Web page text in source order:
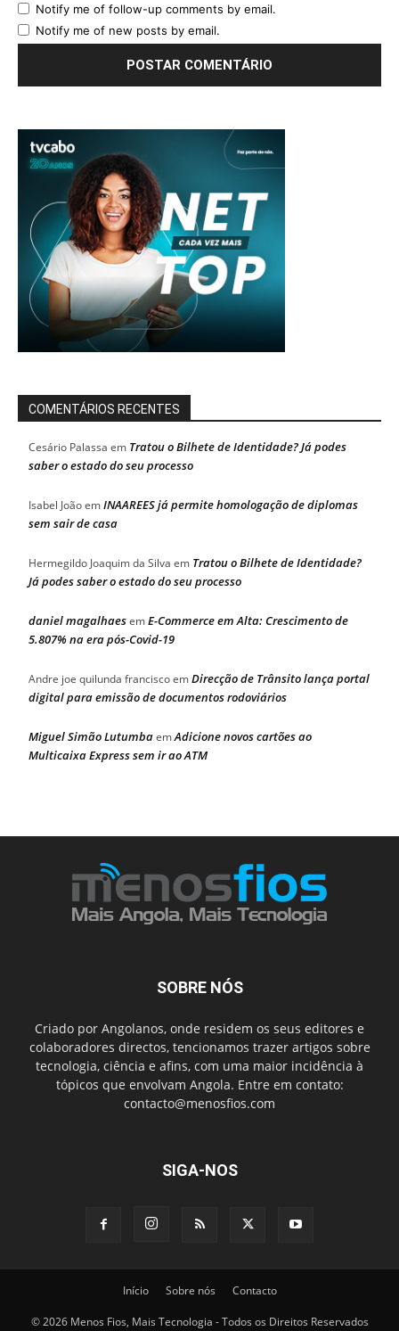
Notify me of follow-up comments by email.
Notify me of new posts by email.
COMENTÁRIOS RECENTES
Cesário Palassa em Tratou o Bilhete de Identidade? Já podes
saber o estado do seu processo
Isabel JoãoemINAAREES já permite homologação de diplomas
sem sair de casa
Hermegildo Joaquim da Silva em Tratou o Bilhete de Identidade?
Já podes saber o estado do seu processo
daniel magalhaesemE-Commerce em Alta: Crescimento de
5.807% na era pós-Covid-19
Andre joe quilunda franciscoemDirecção de Trânsito lança portal
digital para emissão de documentos rodoviários
Miguel Simão LutumbaemAdicione novos cartões ao
Multicaixa Express sem ir ao ATM
SOBRE NÓS
Criado por Angolanos, onde residem os seus editores e
colaboradores directos, tencionamos trazer artigos sobre
tecnologia, ciência e afins, com uma maior incidência à
tópicos que envolvam Angola. Entre em contato:
contacto@menosfios.com
SIGA-NOS
Início Sobre nós Contacto
© 2026 Menos Fios, Mais Tecnologia - Todos os Direitos Reservados